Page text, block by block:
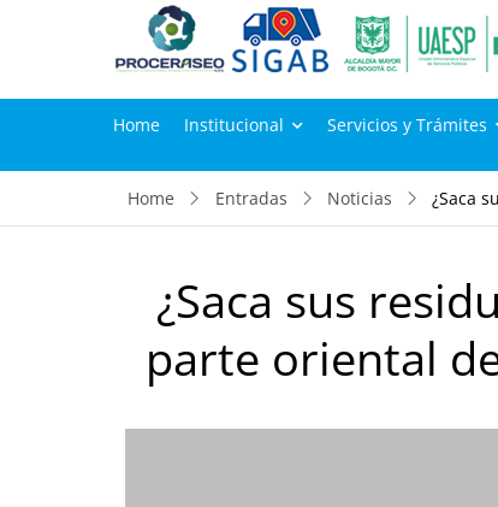
Home Institucional Servicios y Trámites
Home Entradas Noticias ¿Saca
¿Saca sus
parte oriental